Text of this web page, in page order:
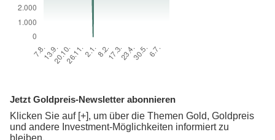
Jetzt Goldpreis-Newsletter abonnieren
Klicken Sie auf [+], um über die Themen Gold, Goldpreis
und andere Investment-Möglichkeiten informiert zu
bleiben.